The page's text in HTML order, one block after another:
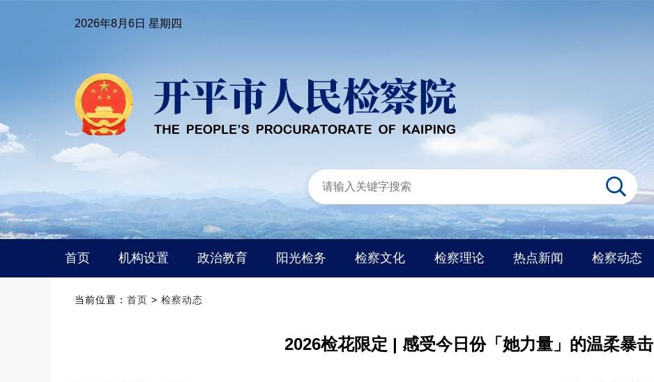
2026年8月6日 星期四
首页 机构设置 政治教育 阳光检务 检察文化 检察理论 热点新闻 检察动态
当前位置： 首页 > 检察动态
2026检花限定 | 感受今日份「她力量」的温柔暴击